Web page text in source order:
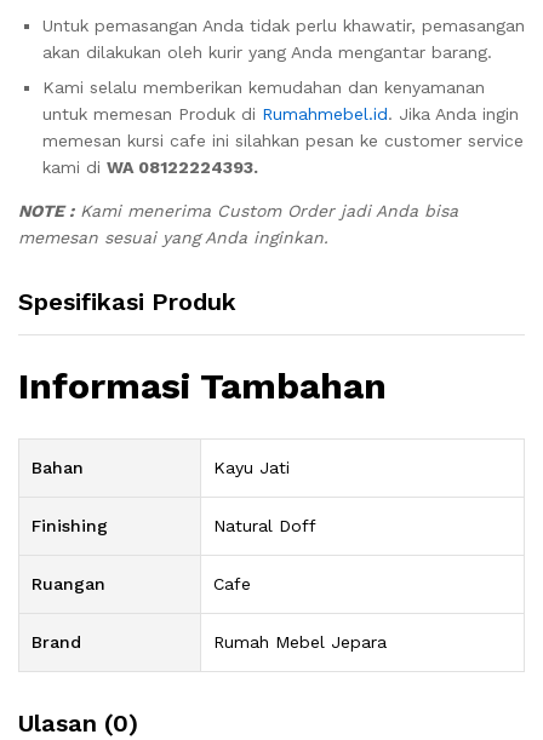
Untuk pemasangan Anda tidak perlu khawatir, pemasangan
akan dilakukan oleh kurir yang Anda mengantar barang.
Kami selalu memberikan kemudahan dan kenyamanan
untuk memesan Produk di Rumahmebel.id. Jika Anda ingin
memesan kursi cafe ini silahkan pesan ke customer service
kami di WA 08122224393.
NOTE :Kami menerima Custom Order jadi Anda bisa
memesan sesuai yang Anda inginkan.
Spesifikasi Produk
Informasi Tambahan
Bahan Kayu Jati
Finishing Natural Doff
Ruangan Cafe
Brand Rumah Mebel Jepara
Ulasan (0)